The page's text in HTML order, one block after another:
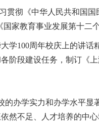
彻《中华人民共和国国
国家教育事业发展第十二
100周年校庆上的讲话
阶段建设任务，制订《上
办学实力和办学水平显
然不足、人才培养的中